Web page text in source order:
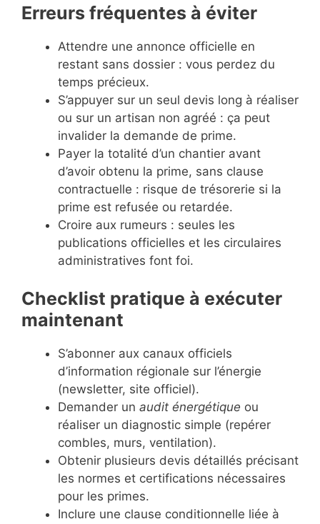
Erreurs fréquentes à éviter
Attendre une annonce officielle en
restant sans dossier : vous perdez du
temps précieux.
S’appuyer sur un seul devis long à réaliser
ou sur un artisan non agréé : ça peut
invalider la demande de prime.
Payer la totalité d’un chantier avant
d’avoir obtenu la prime, sans clause
contractuelle : risque de trésorerie si la
prime est refusée ou retardée.
Croire aux rumeurs : seules les
publications officielles et les circulaires
administratives font foi.
Checklist pratique à exécuter
maintenant
S’abonner aux canaux officiels
d’information régionale sur l’énergie
(newsletter, site officiel).
Demander un audit énergétique ou
réaliser un diagnostic simple (repérer
combles, murs, ventilation).
Obtenir plusieurs devis détaillés précisant
les normes et certifications nécessaires
pour les primes.
Inclure une clause conditionnelle liée à